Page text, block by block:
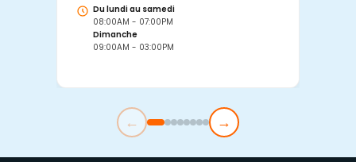
Du lundi au samedi
08:00AM - 07:00PM
Dimanche
09:00AM - 03:00PM
← →